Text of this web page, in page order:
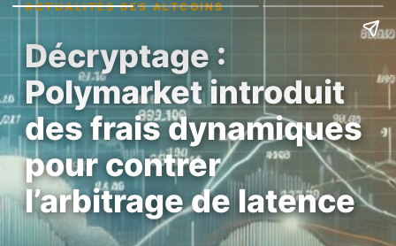
ACTUALITÉS DES ALTCOINS
Décryptage :
Polymarket introduit
des frais dynamiques
pour contrer
l’arbitrage de latence